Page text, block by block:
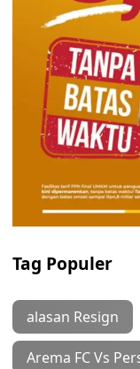
Tag Populer
alasan Resign
Arema FC Vs